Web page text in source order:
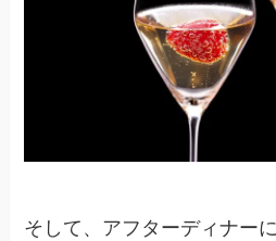
そして、アフターディナー